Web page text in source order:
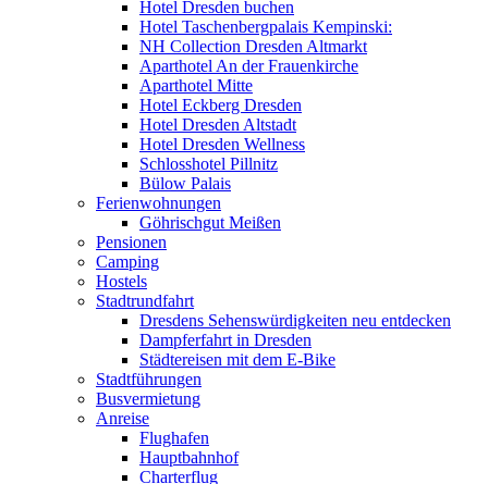
Hotel Dresden buchen
Hotel Taschenbergpalais Kempinski:
NH Collection Dresden Altmarkt
Aparthotel An der Frauenkirche
Aparthotel Mitte
Hotel Eckberg Dresden
Hotel Dresden Altstadt
Hotel Dresden Wellness
Schlosshotel Pillnitz
Bülow Palais
Ferienwohnungen
Göhrischgut Meißen
Pensionen
Camping
Hostels
Stadtrundfahrt
Dresdens Sehenswürdigkeiten neu entdecken
Dampferfahrt in Dresden
Städtereisen mit dem E-Bike
Stadtführungen
Busvermietung
Anreise
Flughafen
Hauptbahnhof
Charterflug